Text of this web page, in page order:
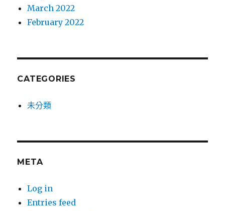
March 2022
February 2022
CATEGORIES
未分類
META
Log in
Entries feed